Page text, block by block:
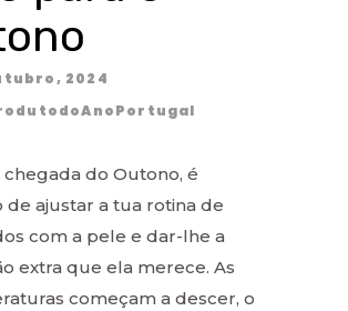
2024
chegada do Outono, é
de ajustar a tua rotina de
com a pele e dar-lhe a
extra que ela merece. As
começam a descer, o